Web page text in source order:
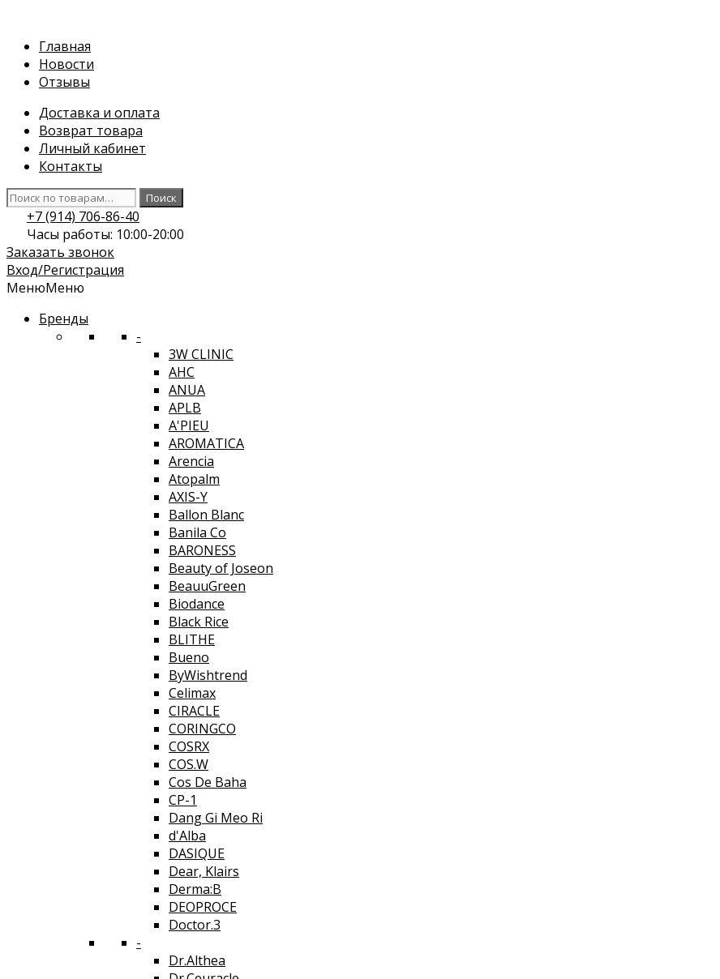
содержимому
Главная
Новости
Отзывы
Доставка и оплата
Возврат товара
Личный кабинет
Контакты
Искать:
Поиск
+7 (914) 706-86-40
Часы работы: 10:00-20:00
Заказать звонок
Вход/Регистрация
МенюМеню
Бренды
-
3W CLINIC
AHC
ANUA
APLB
A'PIEU
AROMATICA
Arencia
Atopalm
AXIS-Y
Ballon Blanc
Banila Co
BARONESS
Beauty of Joseon
BeauuGreen
Biodance
Black Rice
BLITHE
Bueno
ByWishtrend
Celimax
CIRACLE
CORINGCO
COSRX
COS.W
Cos De Baha
CP-1
Dang Gi Meo Ri
d'Alba
DASIQUE
Dear, Klairs
Derma:B
DEOPROCE
Doctor.3
-
Dr.Althea